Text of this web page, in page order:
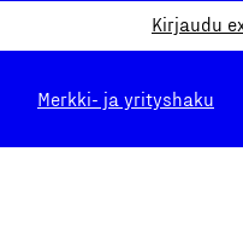
Kirjaudu
Merkki- ja yrityshaku